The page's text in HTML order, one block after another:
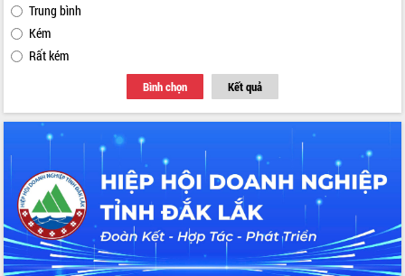
Trung bình
Kém
Rất kém
Bình chọn Kết quả